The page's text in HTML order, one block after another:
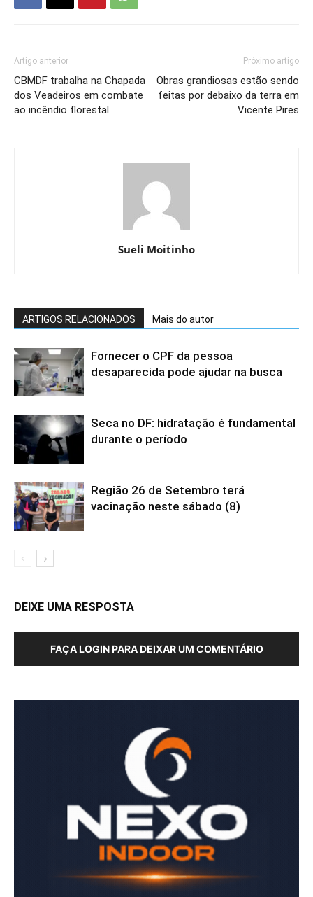
Artigo anterior
CBMDF trabalha na Chapada
dos Veadeiros em combate
ao incêndio florestal
Próximo artigo
Obras grandiosas estão sendo
feitas por debaixo da terra em
Vicente Pires
Sueli Moitinho
ARTIGOS RELACIONADOS Mais do autor
Fornecer o CPF da pessoa
desaparecida pode ajudar na busca
Seca no DF: hidratação é fundamental
durante o período
Região 26 de Setembro terá
vacinação neste sábado (8)
DEIXE UMA RESPOSTA
FAÇA LOGIN PARA DEIXAR UM COMENTÁRIO